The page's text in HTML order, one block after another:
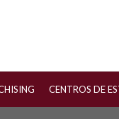
CENTROS DE